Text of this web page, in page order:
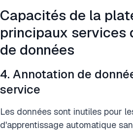
Capacités de la
principaux services
de données
4. Annotation de
service
Les données sont inutiles pour
d'apprentissage automatique